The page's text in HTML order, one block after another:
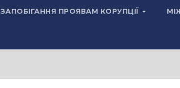
ЗАПОБІГАННЯ ПРОЯВАМ КОРУПЦІЇ